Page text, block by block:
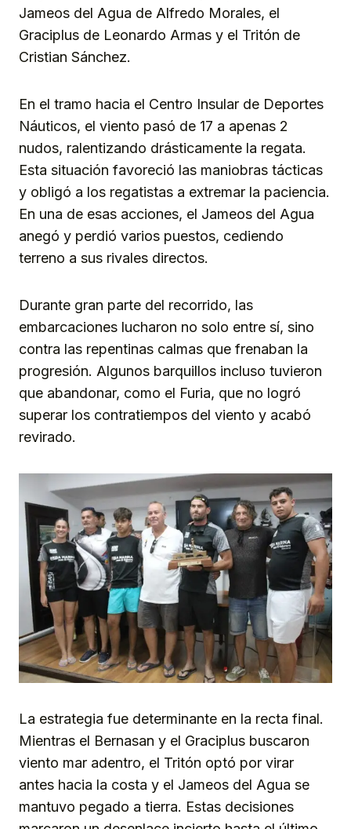
Jameos del Agua de Alfredo Morales, el
Graciplus de Leonardo Armas y el Tritón de
Cristian Sánchez.
En el tramo hacia el Centro Insular de Deportes
Náuticos, el viento pasó de 17 a apenas 2
nudos, ralentizando drásticamente la regata.
Esta situación favoreció las maniobras tácticas
y obligó a los regatistas a extremar la paciencia.
En una de esas acciones, el Jameos del Agua
anegó y perdió varios puestos, cediendo
terreno a sus rivales directos.
Durante gran parte del recorrido, las
embarcaciones lucharon no solo entre sí, sino
contra las repentinas calmas que frenaban la
progresión. Algunos barquillos incluso tuvieron
que abandonar, como el Furia, que no logró
superar los contratiempos del viento y acabó
revirado.
La estrategia fue determinante en la recta final.
Mientras el Bernasan y el Graciplus buscaron
viento mar adentro, el Tritón optó por virar
antes hacia la costa y el Jameos del Agua se
mantuvo pegado a tierra. Estas decisiones